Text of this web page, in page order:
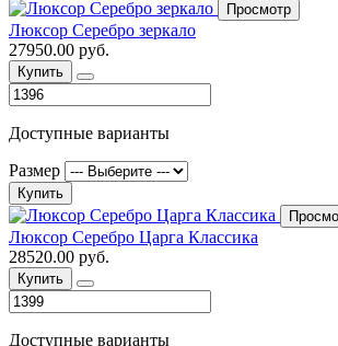
Просмотр
Люксор Серебро зеркало
27950.00 руб.
Купить
Доступные варианты
Размер
Купить
Люксор Серебро Царга Классика
28520.00 руб.
Купить
Доступные варианты